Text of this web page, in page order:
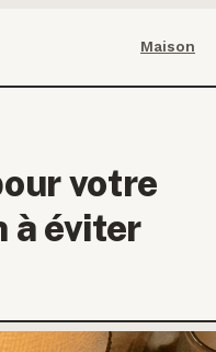
Maison
votre
à éviter